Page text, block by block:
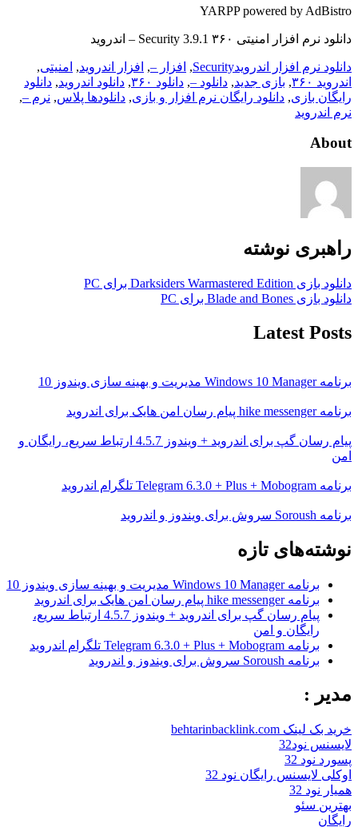
YARPP powered by AdBistro
دانلود نرم افزار امنیتی ۳۶۰ Security 3.9.1 – اندروید
دانلود نرم افزار اندرویدSecurity
, افزار –, افزار اندروید, امنیتی,
اندروید ۳۶۰
, بازی جدید, دانلود –, دانلود ۳۶۰ , دانلود اندروید, دانلود
رایگان بازی, دانلود رایگان نرم افزار و بازی, دانلودها پلاس, نرم –,
نرم اندروید
About
راهبری نوشته
دانلود بازی Darksiders Warmastered Edition برای PC
دانلود بازی Blade and Bones برای PC
Latest Posts
برنامه Windows 10 Manager مدیریت و بهینه سازی ویندوز 10
برنامه hike messenger پیام‌ رسان‌ امن هایک برای اندروید
پیام رسان گپ برای اندروید + ویندوز 4.5.7 ارتباط سریع، رایگان و
امن
برنامه Telegram 6.3.0 + Plus + Mobogram تلگرام اندروید
برنامه Soroush سروش برای ویندوز و اندروید
نوشته‌های تازه
برنامه Windows 10 Manager مدیریت و بهینه سازی ویندوز 10
برنامه hike messenger پیام‌ رسان‌ امن هایک برای اندروید
پیام رسان گپ برای اندروید + ویندوز 4.5.7 ارتباط سریع،
رایگان و امن
برنامه Telegram 6.3.0 + Plus + Mobogram تلگرام اندروید
برنامه Soroush سروش برای ویندوز و اندروید
مدیر :
خرید بک لینک behtarinbacklink.com
لایسنس نود32
پسورد نود 32
اوکلی لایسنس رایگان نود 32
همیار نود 32
بهترین سئو
رایگان